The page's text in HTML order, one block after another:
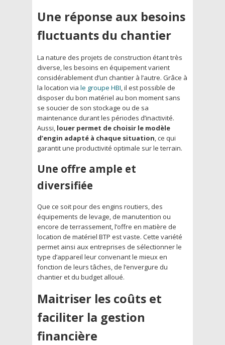
Une réponse aux besoins
fluctuants du chantier
La nature des projets de construction étant très
diverse, les besoins en équipement varient
considérablement d’un chantier à l’autre. Grâce à
la location via le groupe HBI, il est possible de
disposer du bon matériel au bon moment sans
se soucier de son stockage ou de sa
maintenance durant les périodes d’inactivité.
Aussi, louer permet de choisir le modèle
d’engin adapté à chaque situation, ce qui
garantit une productivité optimale sur le terrain.
Une offre ample et
diversifiée
Que ce soit pour des engins routiers, des
équipements de levage, de manutention ou
encore de terrassement, l’offre en matière de
location de matériel BTP est vaste. Cette variété
permet ainsi aux entreprises de sélectionner le
type d’appareil leur convenant le mieux en
fonction de leurs tâches, de l’envergure du
chantier et du budget alloué.
Maitriser les coûts et
faciliter la gestion
financière